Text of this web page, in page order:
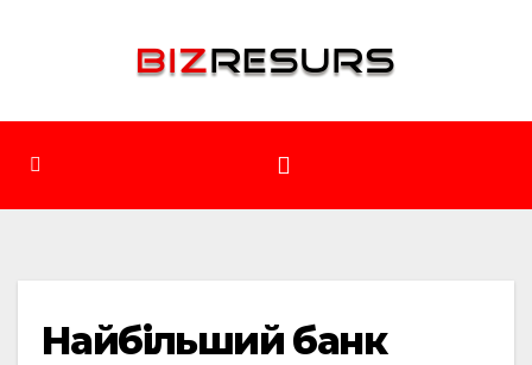
Найбільший банк